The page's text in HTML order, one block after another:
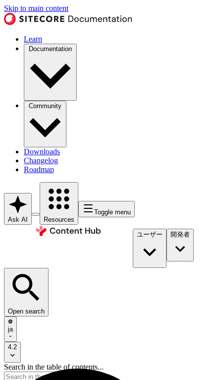
Skip to main content
Learn
Documentation
Community
Downloads
Changelog
Roadmap
Ask AI Resources
Toggle menu
ユーザー 開発者​
Open search
ja
4.2
Search in the table of contents...